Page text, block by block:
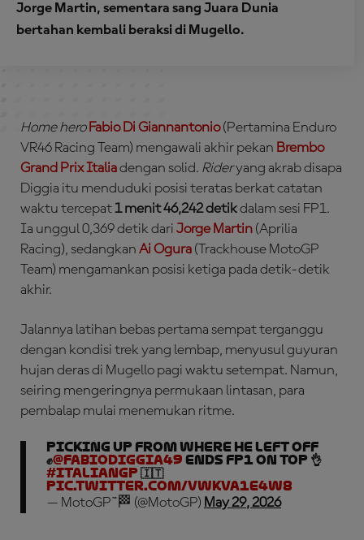
Jorge Martin, sementara sang Juara Dunia
bertahan kembali beraksi di Mugello.
Home hero Fabio Di Giannantonio(Pertamina Enduro
VR46 Racing Team) mengawali akhir pekan Brembo
Grand Prix Italiadengan solid. Rideryang akrab disapa
Diggia itu menduduki posisi teratas berkat catatan
waktu tercepat1 menit 46,242 detikdalam sesi FP1.
Ia unggul 0,369 detik dari Jorge Martin (Aprilia
Racing), sedangkan Ai Ogura (Trackhouse MotoGP
Team) mengamankan posisi ketiga pada detik-detik
akhir.
Jalannya latihan bebas pertama sempat terganggu
dengan kondisi trek yang lembap, menyusul guyuran
hujan deras di Mugello pagi waktu setempat. Namun,
seiring mengeringnya permukaan lintasan, para
pembalap mulai menemukan ritme.
Picking up from where he left off
✊@FabioDiggia49 ends FP1 on top 👌
#ItalianGP 🇮🇹
pic.twitter.com/vwkVa1E4W8
— MotoGP™🏁 (@MotoGP) May 29, 2026